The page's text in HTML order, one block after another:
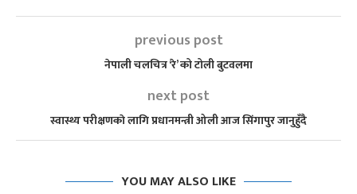
previous post
नेपाली चलचित्र ‘रे’ को टोली बुटवलमा
next post
स्वास्थ्य परीक्षणकाे लागि प्रधानमन्त्री ओली आज सिंगापुर जानुहुँदै
YOU MAY ALSO LIKE